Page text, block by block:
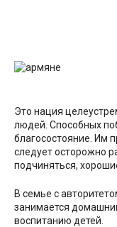
Это нация
людей. Способных
благосостояние. Им
следует осторожно
подчиняться,
В семье с
занимается
воспитанию детей.